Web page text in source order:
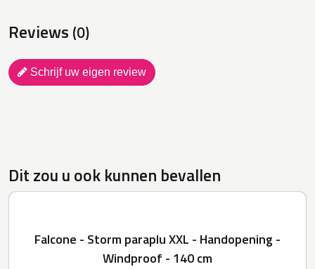
Reviews (0)
Schrijf uw eigen review
Dit zou u ook kunnen bevallen
Falcone - Storm paraplu XXL - Handopening -
Windproof - 140 cm